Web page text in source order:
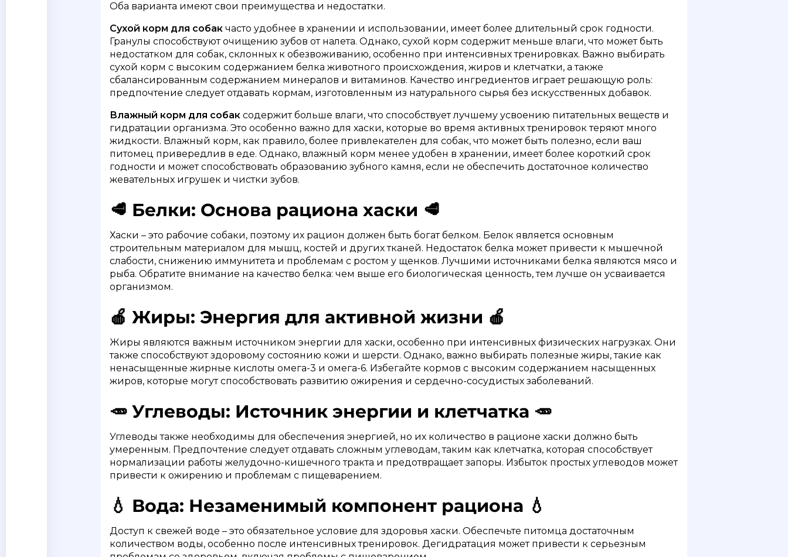
Оба варианта имеют свои преимущества и недостатки.
Сухой корм для собак часто удобнее в хранении и использовании, имеет более длительный срок годности.
Гранулы способствуют очищению зубов от налета. Однако, сухой корм содержит меньше влаги, что может быть
недостатком для собак, склонных к обезвоживанию, особенно при интенсивных тренировках. Важно выбирать
сухой корм с высоким содержанием белка животного происхождения, жиров и клетчатки, а также
сбалансированным содержанием минералов и витаминов. Качество ингредиентов играет решающую роль:
предпочтение следует отдавать кормам, изготовленным из натурального сырья без искусственных добавок.
Влажный корм для собак содержит больше влаги, что способствует лучшему усвоению питательных веществ и
гидратации организма. Это особенно важно для хаски, которые во время активных тренировок теряют много
жидкости. Влажный корм, как правило, более привлекателен для собак, что может быть полезно, если ваш
питомец привередлив в еде. Однако, влажный корм менее удобен в хранении, имеет более короткий срок
годности и может способствовать образованию зубного камня, если не обеспечить достаточное количество
жевательных игрушек и чистки зубов.
🥩 Белки: Основа рациона хаски 🥩
Хаски – это рабочие собаки, поэтому их рацион должен быть богат белком. Белок является основным
строительным материалом для мышц, костей и других тканей. Недостаток белка может привести к мышечной
слабости, снижению иммунитета и проблемам с ростом у щенков. Лучшими источниками белка являются мясо и
рыба. Обратите внимание на качество белка: чем выше его биологическая ценность, тем лучше он усваивается
организмом.
🍎 Жиры: Энергия для активной жизни 🍎
Жиры являются важным источником энергии для хаски, особенно при интенсивных физических нагрузках. Они
также способствуют здоровому состоянию кожи и шерсти. Однако, важно выбирать полезные жиры, такие как
ненасыщенные жирные кислоты омега-3 и омега-6. Избегайте кормов с высоким содержанием насыщенных
жиров, которые могут способствовать развитию ожирения и сердечно-сосудистых заболеваний.
🥕 Углеводы: Источник энергии и клетчатка 🥕
Углеводы также необходимы для обеспечения энергией, но их количество в рационе хаски должно быть
умеренным. Предпочтение следует отдавать сложным углеводам, таким как клетчатка, которая способствует
нормализации работы желудочно-кишечного тракта и предотвращает запоры. Избыток простых углеводов может
привести к ожирению и проблемам с пищеварением.
💧 Вода: Незаменимый компонент рациона 💧
Доступ к свежей воде – это обязательное условие для здоровья хаски. Обеспечьте питомца достаточным
количеством воды, особенно после интенсивных тренировок. Дегидратация может привести к серьезным